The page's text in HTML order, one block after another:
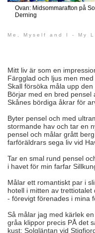
Ovan: Midsommarafton på
Derning
Me, Myself and I - My
Mitt liv är som en
Färgglad och ljus men med
Skall försöka måla upp
Börjar med en bred
Skånes bördiga åkrar för
Byter pensel och med
stormande hav och tar en
pensel och målar grått
farföräldrars sega liv vid
Tar en smal rund pensel
i havet för min farfar
Målar ett romantiskt par i
hotell i mitten av
- förevigt förenades i mina
Så målar jag med kärlek
gråa klippor precis PÅ det
kust: Solgläntan vid